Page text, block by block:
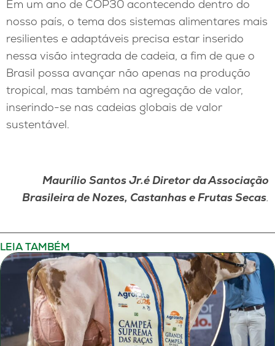
Em um ano de COP30 acontecendo dentro do
nosso país, o tema dos sistemas alimentares mais
resilientes e adaptáveis precisa estar inserido
nessa visão integrada de cadeia, a fim de que o
Brasil possa avançar não apenas na produção
tropical, mas também na agregação de valor,
inserindo-se nas cadeias globais de valor
sustentável.
Maurílio Santos Jr.é Diretor da Associação
Brasileira de Nozes, Castanhas e Frutas Secas.
LEIA TAMBÉM